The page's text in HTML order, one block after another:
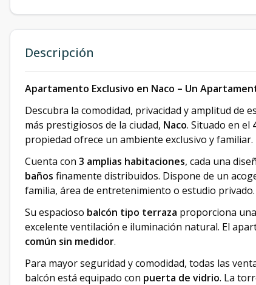
Descripción
Apartamento Exclusivo en Naco – Un
Descubra la comodidad, privacidad y amplitud de
más prestigiosos de la ciudad, Naco. Situado en el
propiedad ofrece un ambiente exclusivo y familiar.
Cuenta con 3 amplias habitaciones, cada una
baños finamente distribuidos. Dispone de un
familia, área de entretenimiento o estudio privado.
Su espacioso balcón tipo terraza proporciona
excelente ventilación e iluminación natural. El
común sin medidor.
Para mayor seguridad y comodidad, todas las
balcón está equipado con puerta de vidrio. La